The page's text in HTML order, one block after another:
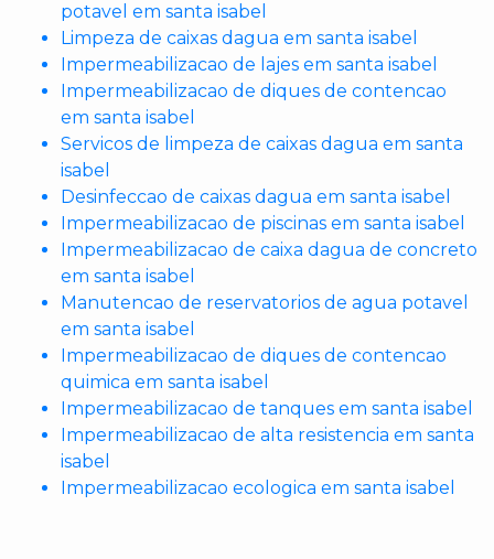
potavel em santa isabel
Limpeza de caixas dagua em santa isabel
Impermeabilizacao de lajes em santa isabel
Impermeabilizacao de diques de contencao
em santa isabel
Servicos de limpeza de caixas dagua em santa
isabel
Desinfeccao de caixas dagua em santa isabel
Impermeabilizacao de piscinas em santa isabel
Impermeabilizacao de caixa dagua de concreto
em santa isabel
Manutencao de reservatorios de agua potavel
em santa isabel
Impermeabilizacao de diques de contencao
quimica em santa isabel
Impermeabilizacao de tanques em santa isabel
Impermeabilizacao de alta resistencia em santa
isabel
Impermeabilizacao ecologica em santa isabel